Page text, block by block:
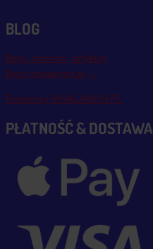
BLOG
Blog, nowości, artykuły
Blog msalamon.pl →
Partnerzy MSALAMON.PL
PŁATNOŚĆ & DOSTAWA